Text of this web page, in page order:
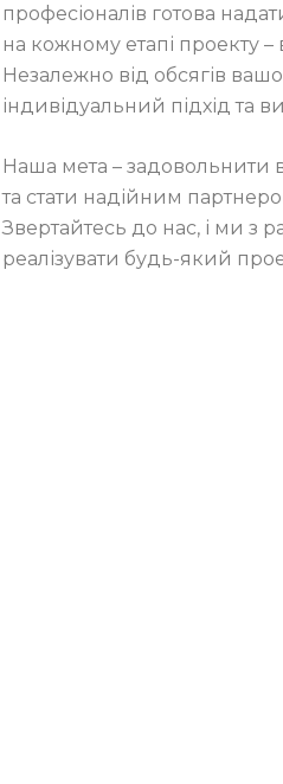
професіоналів готова
на кожному етапі проекту –
Незалежно від обсягів
індивідуальний підхід та
Наша мета – задовольнити
та стати надійним
Звертайтесь до нас, і ми з
реалізувати будь-який